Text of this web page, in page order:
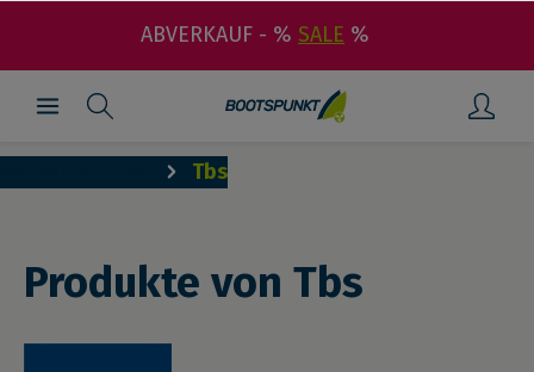
ABVERKAUF - % SALE %
Tbs
Produkte von Tbs